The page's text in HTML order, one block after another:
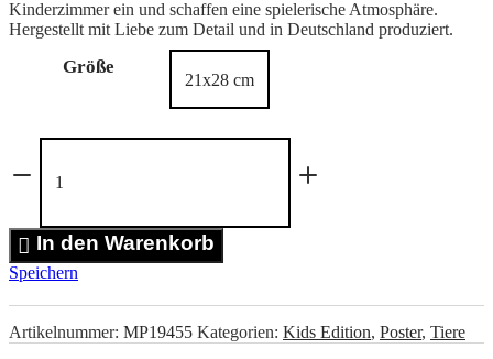
Kinderzimmer ein und schaffen eine spielerische Atmosphäre.
Hergestellt mit Liebe zum Detail und in Deutschland produziert.
Größe
Dinosaurier
Trompete
Menge
In den Warenkorb
Speichern
Artikelnummer: MP19455 Kategorien: Kids Edition, Poster, Tiere